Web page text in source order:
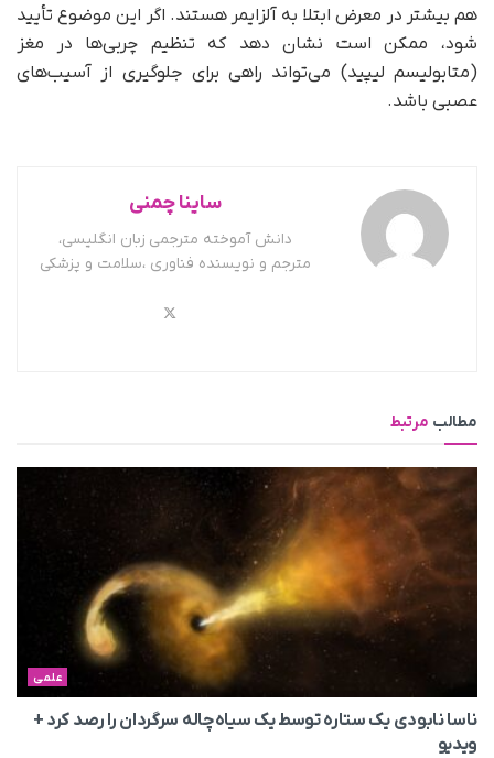
هم بیشتر در معرض ابتلا به آلزایمر هستند. اگر این موضوع تأیید
شود، ممکن است نشان دهد که تنظیم چربی‌ها در مغز
(متابولیسم لیپید) می‌تواند راهی برای جلوگیری از آسیب‌های
عصبی باشد.
ساینا چمنی
دانش آموخته مترجمی زبان انگلیسی،
مترجم و نویسنده فناوری ،سلامت و پزشکی
مطالب مرتبط
علمی
ناسا نابودی یک ستاره توسط یک سیاه‌چاله سرگردان را رصد کرد +
ویدیو